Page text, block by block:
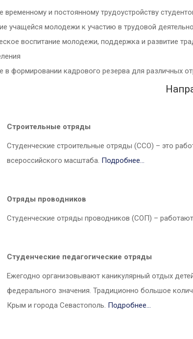
временному и постоянному трудоустройству
учащейся молодежи к участию в трудовой
воспитание молодежи, поддержка и развитие
в формировании кадрового резерва для различных
Cтроительные отряды
Студенческие строительные отряды (ССО) – это
всероссийского масштаба. Подробнее…
Отряды проводников
Студенческие отряды проводников (СОП) –
Студенческие педагогические отряды
Ежегодно организовывают каникулярный отдых
федерального значения. Традиционно большое
Крым и города Севастополь. Подробнее…